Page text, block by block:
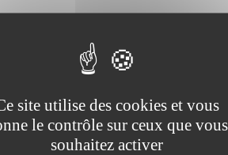
site utilise des cookies et vous
le contrôle sur ceux que vous
souhaitez activer